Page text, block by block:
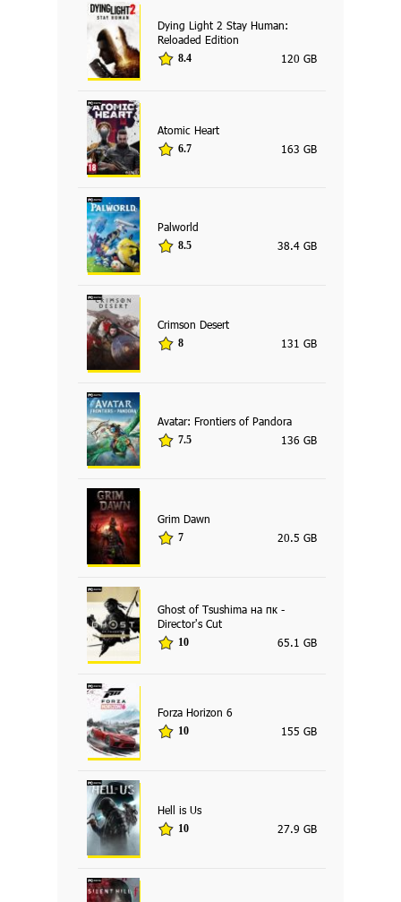
Dying Light 2 Stay Human:
Reloaded Edition
8.4 120 GB
Atomic Heart
6.7 163 GB
Palworld
8.5 38.4 GB
Crimson Desert
8 131 GB
Avatar: Frontiers of Pandora
7.5 136 GB
Grim Dawn
7 20.5 GB
Ghost of Tsushima на пк -
Director's Cut
10 65.1 GB
Forza Horizon 6
10 155 GB
Hell is Us
10 27.9 GB